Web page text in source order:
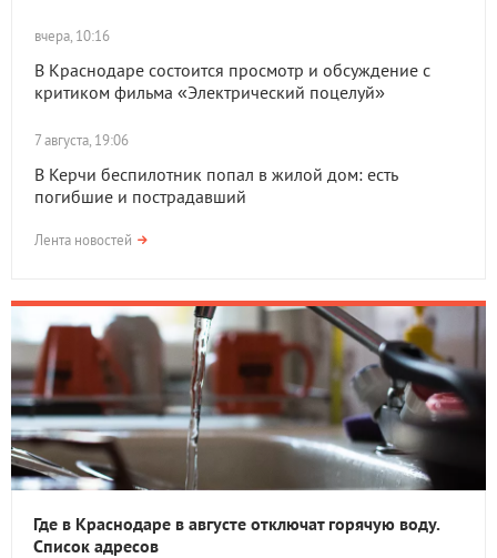
вчера, 10:16
В Краснодаре состоится просмотр и обсуждение с
критиком фильма «Электрический поцелуй»
7 августа, 19:06
В Керчи беспилотник попал в жилой дом: есть
погибшие и пострадавший
Лента новостей
Где в Краснодаре в августе отключат горячую воду.
Список адресов